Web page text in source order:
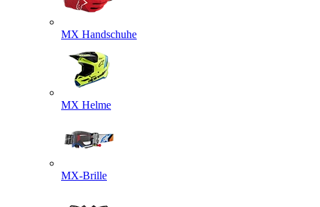
MX Handschuhe
MX Helme
MX-Brille